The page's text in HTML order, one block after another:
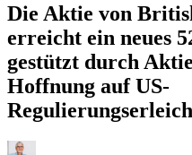
Die Aktie von
erreicht ein neues
gestützt durch
Hoffnung auf US-